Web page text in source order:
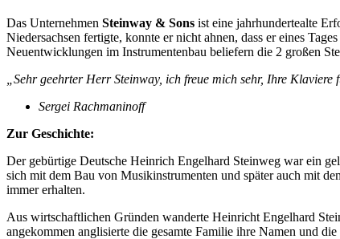
Das Unternehmen Steinway & Sons ist eine jahrhundertealte
Niedersachsen fertigte, konnte er nicht ahnen, dass er eines
Neuentwicklungen im Instrumentenbau beliefern die 2 großen
„Sehr geehrter Herr Steinway, ich freue mich sehr, Ihre
Sergei Rachmaninoff
Zur Geschichte:
Der gebürtige Deutsche Heinrich Engelhard Steinweg war ein
sich mit dem Bau von Musikinstrumenten und später auch mit
immer erhalten.
Aus wirtschaftlichen Gründen wanderte Heinricht Engelhard
angekommen anglisierte die gesamte Familie ihre Namen und